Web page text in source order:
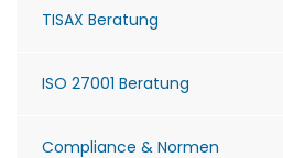
TISAX Beratung
ISO 27001 Beratung
Compliance & Normen